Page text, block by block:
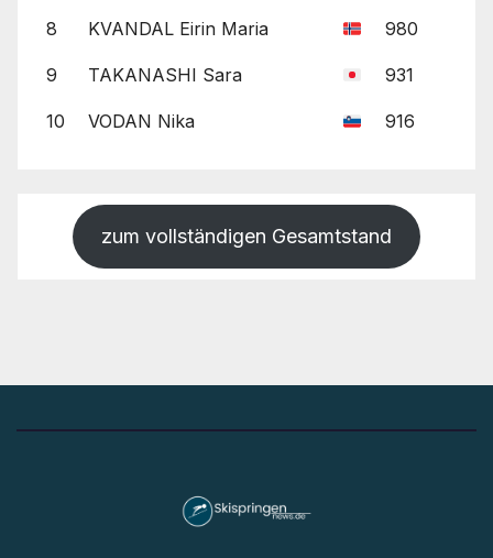
8 KVANDAL Eirin Maria 980
9 TAKANASHI Sara 931
10 VODAN Nika 916
zum vollständigen Gesamtstand